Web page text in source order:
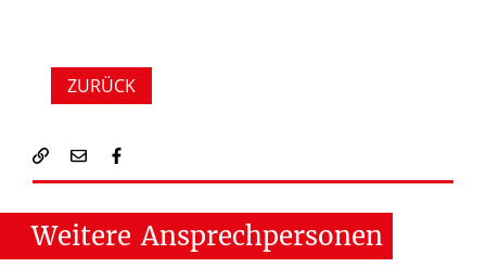
ZURÜCK
Weitere Ansprechpersonen